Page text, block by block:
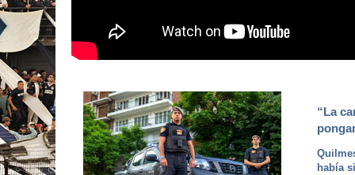
“La
había